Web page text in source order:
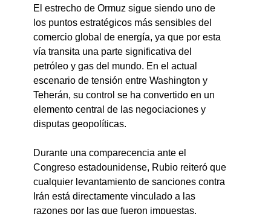
El estrecho de Ormuz sigue siendo uno de
los puntos estratégicos más sensibles del
comercio global de energía, ya que por esta
vía transita una parte significativa del
petróleo y gas del mundo. En el actual
escenario de tensión entre Washington y
Teherán, su control se ha convertido en un
elemento central de las negociaciones y
disputas geopolíticas.
Durante una comparecencia ante el
Congreso estadounidense, Rubio reiteró que
cualquier levantamiento de sanciones contra
Irán está directamente vinculado a las
razones por las que fueron impuestas,